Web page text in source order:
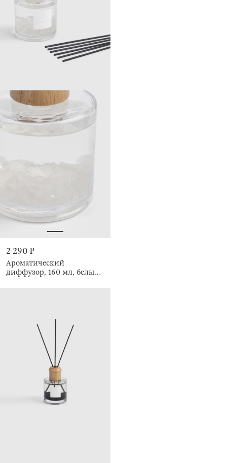
2 290 ₽
Ароматический
диффузор, 160 мл, белый,